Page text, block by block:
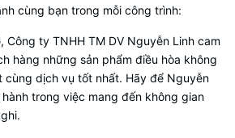
cùng bạn trong mỗi công trình:
Công ty TNHH TM DV Nguyễn Linh cam
hàng những sản phẩm điều hòa không
cùng dịch vụ tốt nhất. Hãy để Nguyễn
trong việc mang đến không gian